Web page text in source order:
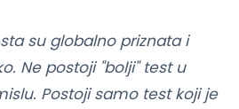
su globalno priznata i
Ne postoji "bolji" test u
Postoji samo test koji je